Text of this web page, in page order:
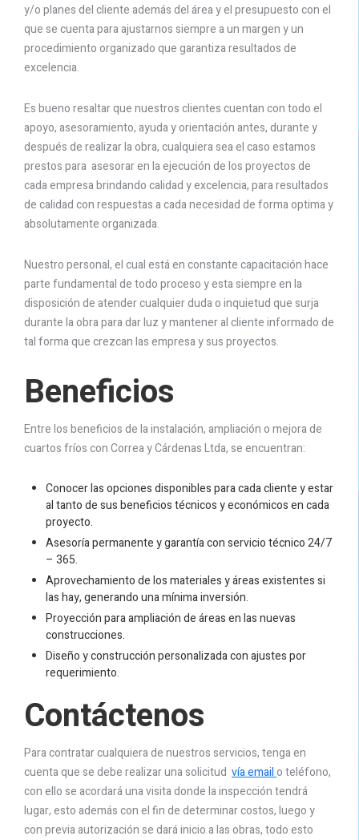
y/o planes del cliente además del área y el presupuesto con el
que se cuenta para ajustarnos siempre a un margen y un
procedimiento organizado que garantiza resultados de
excelencia.
Es bueno resaltar que nuestros clientes cuentan con todo el
apoyo, asesoramiento, ayuda y orientación antes, durante y
después de realizar la obra, cualquiera sea el caso estamos
prestos para asesorar en la ejecución de los proyectos de
cada empresa brindando calidad y excelencia, para resultados
de calidad con respuestas a cada necesidad de forma optima y
absolutamente organizada.
Nuestro personal, el cual está en constante capacitación hace
parte fundamental de todo proceso y esta siempre en la
disposición de atender cualquier duda o inquietud que surja
durante la obra para dar luz y mantener al cliente informado de
tal forma que crezcan las empresa y sus proyectos.
Beneficios
Entre los beneficios de la instalación, ampliación o mejora de
cuartos fríos con Correa y Cárdenas Ltda, se encuentran:
Conocer las opciones disponibles para cada cliente y estar
al tanto de sus beneficios técnicos y económicos en cada
proyecto.
Asesoría permanente y garantía con servicio técnico 24/7
– 365.
Aprovechamiento de los materiales y áreas existentes si
las hay, generando una mínima inversión.
Proyección para ampliación de áreas en las nuevas
construcciones.
Diseño y construcción personalizada con ajustes por
requerimiento.
Contáctenos
Para contratar cualquiera de nuestros servicios, tenga en
cuenta que se debe realizar una solicitud vía emailo teléfono,
con ello se acordará una visita donde la inspección tendrá
lugar, esto además con el fin de determinar costos, luego y
con previa autorización se dará inicio a las obras, todo esto